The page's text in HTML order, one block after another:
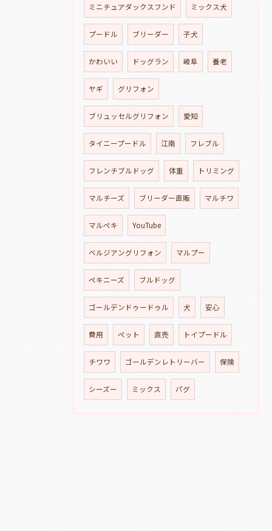
ミニチュアダックスフンド ミックス犬
プードル ブリーダー 子犬
かわいい ドッグラン 岐阜 養老
ヤギ グリフォン
ブリュッセルグリフォン 愛知
タイニープードル 江南 フレブル
フレンチブルドッグ 体重 トリミング
マルチーズ ブリーダー直販 マルチワ
マルペキ YouTube
ベルジアングリフォン マルプー
ペキニーズ ブルドッグ
ゴールデンドゥードゥル 犬 安心
費用 ペット 直売 トイプードル
チワワ ゴールデンレトリーバー 保険
シーズー ミックス パグ